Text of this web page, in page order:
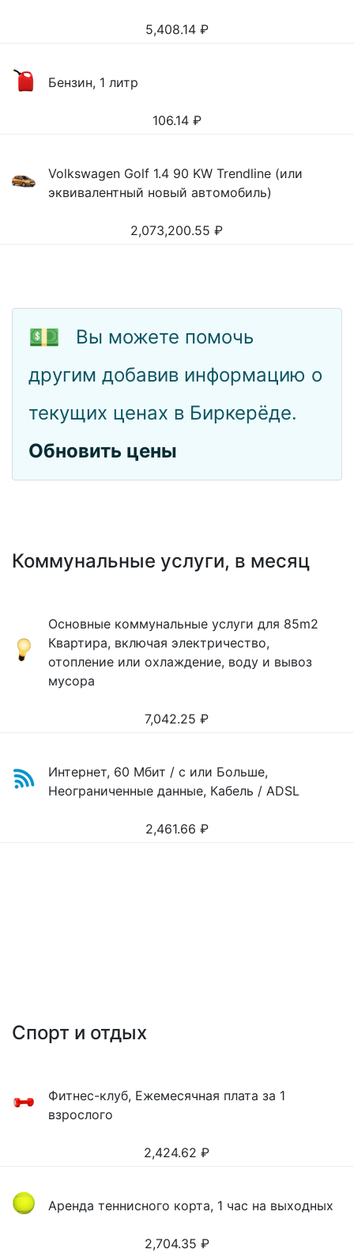
5,408.14 ₽
Бензин, 1 литр
106.14 ₽
Volkswagen Golf 1.4 90 KW Trendline (или
эквивалентный новый автомобиль)
2,073,200.55 ₽
💵
Вы можете помочь
другим добавив информацию о
текущих ценах в Биркерёде.
Обновить цены
Коммунальные услуги, в месяц
Основные коммунальные услуги для 85m2
Квартира, включая электричество,
отопление или охлаждение, воду и вывоз
мусора
7,042.25 ₽
Интернет, 60 Мбит / с или Больше,
Неограниченные данные, Кабель / ADSL
2,461.66 ₽
Спорт и отдых
Фитнес-клуб, Ежемесячная плата за 1
взрослого
2,424.62 ₽
Аренда теннисного корта, 1 час на выходных
2,704.35 ₽